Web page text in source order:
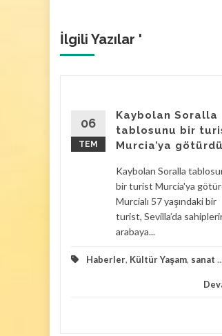
İlgili Yazılar '
06
TEM
Kaybolan Soralla
tablosunu bir
Murcia’ya götürdü
Kaybolan Soralla
bir turist Murcia'ya
Murcialı 57 yaşındaki bir
turist, Sevilla’da
arabaya...
Haberler, Kültür Yaşam, sanat ...